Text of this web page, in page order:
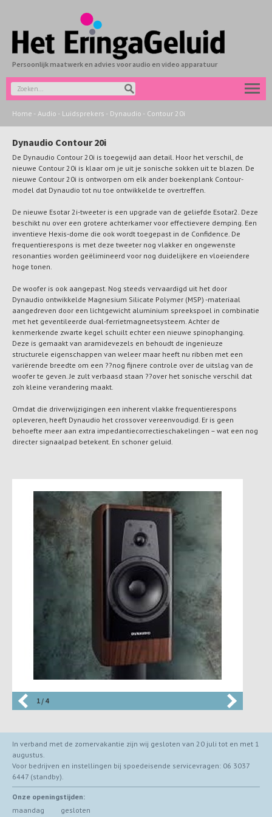
Persoonlijk maatwerk en advies voor audio en video apparatuur
Home - Audio - Luidsprekers - Dynaudio - Contour 20i
Dynaudio Contour 20i
De Dynaudio Contour 20i is toegewijd aan detail. Hoor het verschil, de
nieuwe Contour 20i is klaar om je uit je sonische sokken uit te blazen. De
nieuwe Contour 20i is ontworpen om elk ander boekenplank Contour-
model dat Dynaudio tot nu toe ontwikkelde te overtreffen.
De nieuwe Esotar 2i-tweeter is een upgrade van de geliefde Esotar2. Deze
beschikt nu over een grotere achterkamer voor effectievere demping. Een
inventieve Hexis-dome die ook wordt toegepast in de Confidence. De
frequentierespons is met deze tweeter nog vlakker en ongewenste
resonanties worden geëlimineerd voor nog duidelijkere en vloeiendere
hoge tonen.
De woofer is ook aangepast. Nog steeds vervaardigd uit het door
Dynaudio ontwikkelde Magnesium Silicate Polymer (MSP) -materiaal
aangedreven door een lichtgewicht aluminium spreekspoel in combinatie
met het geventileerde dual-ferrietmagneetsysteem. Achter de
kenmerkende zwarte kegel schuilt echter een nieuwe spinophanging.
Deze is gemaakt van aramidevezels en behoudt de ingenieuze
structurele eigenschappen van weleer maar heeft nu ribben met een
variërende breedte om een ??nog fijnere controle over de uitslag van de
woofer te geven. Je zult verbaasd staan ??over het sonische verschil dat
zo’n kleine verandering maakt.
Omdat die driverwijzigingen een inherent vlakke frequentierespons
opleveren, heeft Dynaudio het crossover vereenvoudigd. Er is geen
behoefte meer aan extra impedantiecorrectieschakelingen – wat een nog
directer signaalpad betekent. En schoner geluid.
1 / 4
In verband met de zomervakantie zijn wij gesloten van 20 juli tot en met 1
augustus.
Voor bedrijven en instellingen bij spoedeisende servicevragen: 06 3037
6447 (standby).
Onze openingstijden:
maandag
gesloten